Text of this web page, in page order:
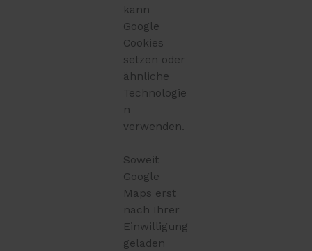
kann
Google
Cookies
setzen oder
ähnliche
Technologie
n
verwenden.
Soweit
Google
Maps erst
nach Ihrer
Einwilligung
geladen